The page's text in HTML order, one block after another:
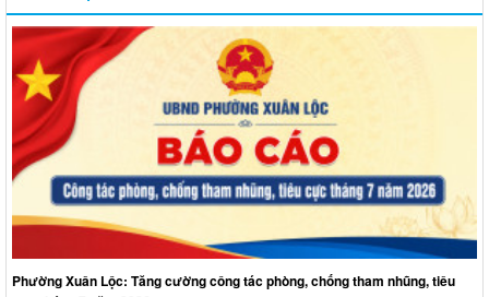
Phường Xuân Lộc: Tăng cường công tác phòng, chống tham nhũng, tiêu